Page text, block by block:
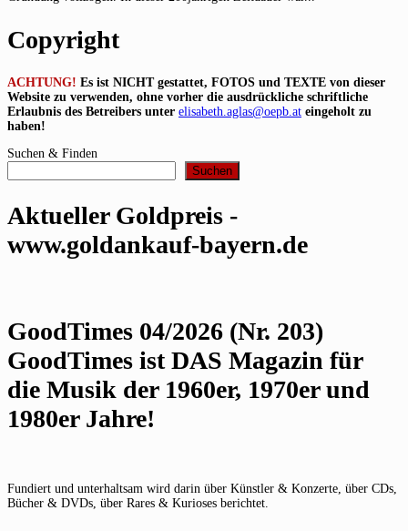
Copyright
ACHTUNG! Es ist NICHT gestattet, FOTOS und TEXTE von dieser
Website zu verwenden, ohne vorher die ausdrückliche schriftliche
Erlaubnis des Betreibers unter elisabeth.aglas@oepb.at eingeholt zu
haben!
Suchen & Finden
Suchen
Aktueller Goldpreis -
www.goldankauf-bayern.de
GoodTimes 04/2026 (Nr. 203)
GoodTimes ist DAS Magazin für
die Musik der 1960er, 1970er und
1980er Jahre!
Fundiert und unterhaltsam wird darin über Künstler & Konzerte, über CDs,
Bücher & DVDs, über Rares & Kurioses berichtet.